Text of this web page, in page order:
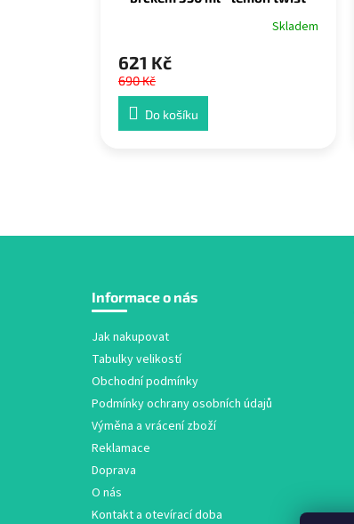
Skladem
621 Kč
690 Kč
Do košíku
Informace o nás
Jak nakupovat
Tabulky velikostí
Obchodní podmínky
Podmínky ochrany osobních údajů
Výměna a vrácení zboží
Reklamace
Doprava
O nás
Kontakt a otevírací doba